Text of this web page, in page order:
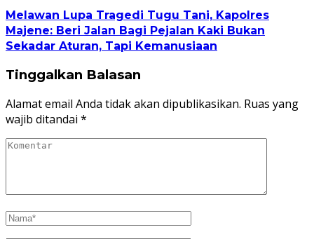
Melawan Lupa Tragedi Tugu Tani, Kapolres
Majene: Beri Jalan Bagi Pejalan Kaki Bukan
Sekadar Aturan, Tapi Kemanusiaan
Tinggalkan Balasan
Alamat email Anda tidak akan dipublikasikan. Ruas yang
wajib ditandai *